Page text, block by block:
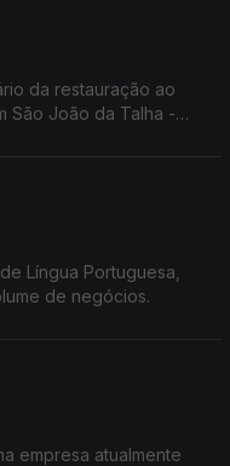
da restauração ao
São João da Talha -
Língua Portuguesa,
de negócios.
empresa atualmente